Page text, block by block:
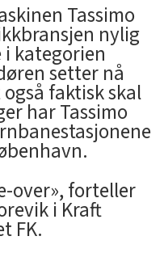
Tassimo
nylig
kategorien
setter nå
faktisk skal
har Tassimo
over», forteller
i Kraft
FK.